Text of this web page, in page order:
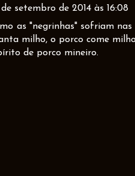
de setembro de 2014 às 16:08
as "negrinhas" sofriam
milho, o porco come
de porco mineiro.